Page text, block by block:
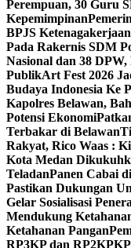
Perempuan, 30 Guru
Kepemimpinan
BPJS Ketenagakerjaan
Pada Rakernis SDM
Nasional dan 38
PublikArt Fest 2026
Budaya Indonesia Ke
Kapolres Belawan,
Potensi Ekonomi
Terbakar di Belawan
Rakyat, Rico Waas :
Kota Medan
TeladanPanen Cabai
Pastikan Dukungan
Gelar Sosialisasi
Mendukung
Ketahanan Pangan
RP3KP dan